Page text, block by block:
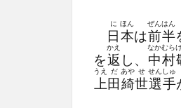
日
に
本
ほん
は前
ぜん
半
はん
を返
かえ
し、 中
なか
村
むら
上
うえ
田
だ
綺
あや
世
せ
選
せん
手
しゅ